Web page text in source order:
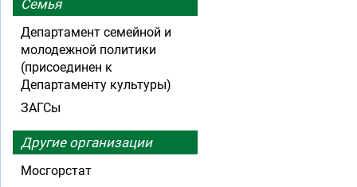
Семья
Департамент семейной и
молодежной политики
(присоединен к
Департаменту культуры)
ЗАГСы
Другие организации
Мосгорстат